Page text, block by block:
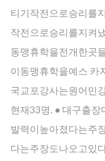
티기작전으로승리를
작전으로승리를지켜
동맹휴학을전개한곳
이동맹휴학을예스 카
국교포강사는원어민
현재33명. ● 대구출
발력이높아졌다는주
다는주장도나오고있